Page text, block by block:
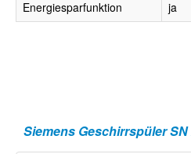
Energiesparfunktion
ja
Siemens Geschirrspüler SN